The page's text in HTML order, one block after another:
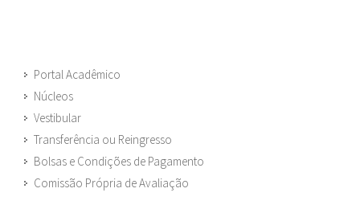
Portal Acadêmico
Núcleos
Vestibular
Transferência ou Reingresso
Bolsas e Condições de Pagamento
Comissão Própria de Avaliação